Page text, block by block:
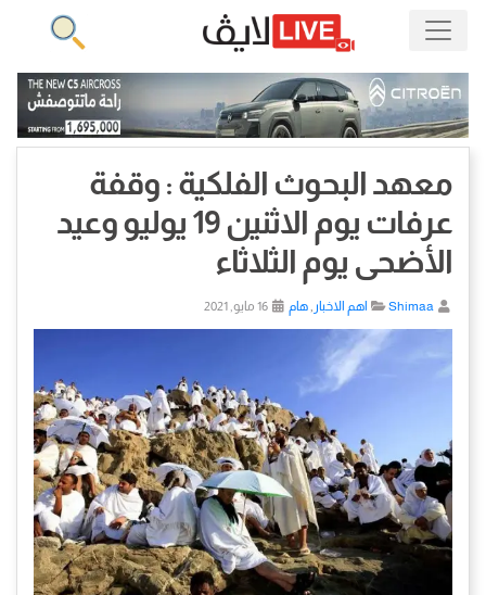
معهد البحوث الفلكية : وقفة
عرفات يوم الاثنين 19 يوليو وعيد
الأضحى يوم الثلاثاء
Shimaa اهم الاخبار ,هام